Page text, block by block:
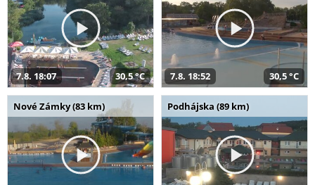
7.8. 18:07 30,5 °C 7.8. 18:52 30,5 °C
Nové Zámky (83 km) Podhájska (89 km)